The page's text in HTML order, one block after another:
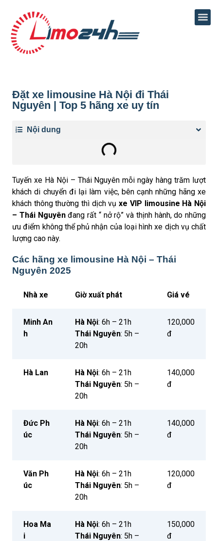
Đặt xe limousine Hà Nội đi Thái
Nguyên | Top 5 hãng xe uy tín
Nội dung
Tuyến xe Hà Nội – Thái Nguyên mỗi ngày hàng trăm lượt
khách di chuyển đi lại làm việc, bên cạnh những hãng xe
khách thông thường thì dịch vụxe VIP limousine Hà Nội
– Thái Nguyênđang rất “ nở rộ” và thịnh hành, do những
ưu điểm không thể phủ nhận của loại hình xe dịch vụ chất
lượng cao này.
Các hãng xe limousine Hà Nội – Thái
Nguyên 2025
Nhà xe Giờ xuất phát Giá vé
Minh An
h
Hà Nội: 6h – 21h
Thái Nguyên: 5h –
20h
120,000
đ
Hà Lan Hà Nội: 6h – 21h
Thái Nguyên: 5h –
20h
140,000
đ
Đức Ph
úc
Hà Nội: 6h – 21h
Thái Nguyên: 5h –
20h
140,000
đ
Văn Ph
úc
Hà Nội: 6h – 21h
Thái Nguyên: 5h –
20h
120,000
đ
Hoa Ma
i
Hà Nội: 6h – 21h
Thái Nguyên: 5h –
150,000
đ